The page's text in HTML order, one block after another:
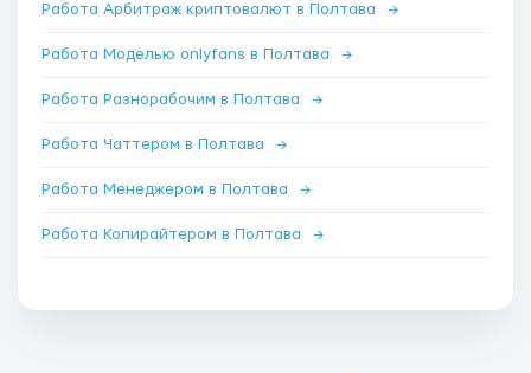
Работа Арбитраж криптовалют в Полтава →
Работа Моделью onlyfans в Полтава →
Работа Разнорабочим в Полтава →
Работа Чаттером в Полтава →
Работа Менеджером в Полтава →
Работа Копирайтером в Полтава →